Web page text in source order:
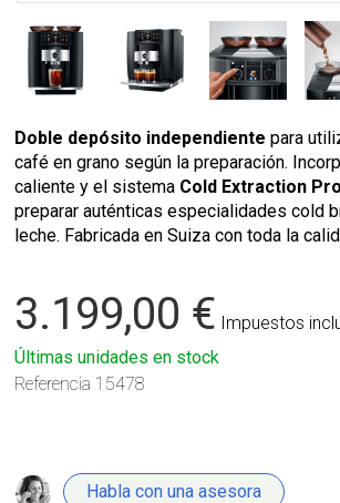
Doble depósito independiente para
café en grano según la preparación.
caliente y el sistema Cold Extraction
preparar auténticas especialidades cold
leche. Fabricada en Suiza con toda la
3.199,00 € Impuestos
Últimas unidades en stock
Referencia 15478
Habla con una asesora